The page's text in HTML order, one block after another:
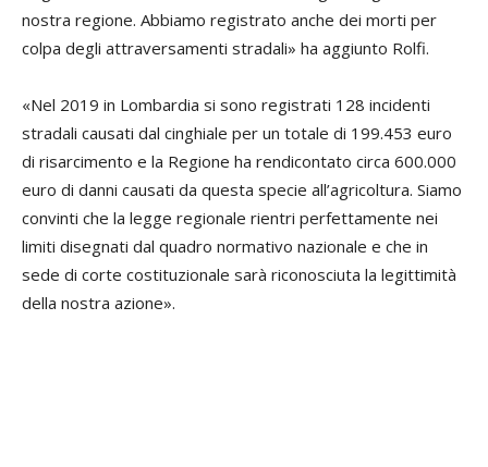
nostra regione. Abbiamo registrato anche dei morti per
colpa degli attraversamenti stradali» ha aggiunto Rolfi.
«Nel 2019 in Lombardia si sono registrati 128 incidenti
stradali causati dal cinghiale per un totale di 199.453 euro
di risarcimento e la Regione ha rendicontato circa 600.000
euro di danni causati da questa specie all’agricoltura. Siamo
convinti che la legge regionale rientri perfettamente nei
limiti disegnati dal quadro normativo nazionale e che in
sede di corte costituzionale sarà riconosciuta la legittimità
della nostra azione».